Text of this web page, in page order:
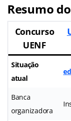
Resumo
Concurso
UENF
Situação
atual
Banca
organizadora